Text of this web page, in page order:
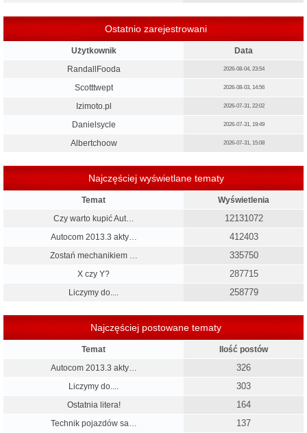
Ostatnio zarejestrowani
Użytkownik
Data
RandallFooda
2026-08-04, 23:54
Scotttwept 2026-08-03, 14:56
Izimoto.pl 2026-07-31, 22:02
Danielsycle 2026-07-31, 19:49
Albertchoow 2026-07-31, 15:08
Najczęściej wyświetlane tematy
Temat
Wyświetlenia
Czy warto kupić Aut…
12131072
Autocom 2013.3 akty… 412403
Zostań mechanikiem … 335750
X czy Y? 287715
Liczymy do.... 258779
Najczęściej postowane tematy
Temat
Ilość postów
Autocom 2013.3 akty…
326
Liczymy do.... 303
Ostatnia litera! 164
Technik pojazdów sa… 137